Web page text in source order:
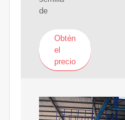
de
Obtén
el
precio